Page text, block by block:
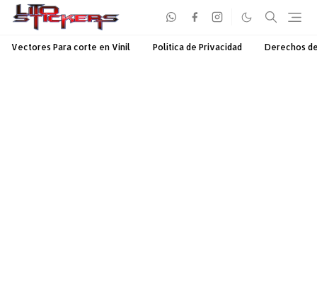
Vectores Para corte en Vinil Política de Privacidad Derechos